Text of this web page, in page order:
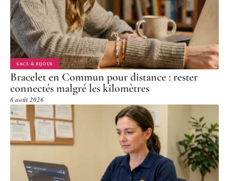
SACS & BIJOUX
Bracelet en Commun pour distance : rester
connectés malgré les kilomètres
6 août 2026